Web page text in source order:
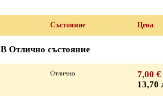
Състояние Цена
В Отлично състояние
Отлично
7,00 €
13,70